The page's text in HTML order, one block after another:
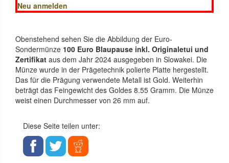
Neu anmelden
Obenstehend sehen Sie die Abbildung der Euro-
Sondermünze 100 Euro Blaupause inkl. Originaletui und
Zertifikat aus dem Jahr 2024 ausgegeben in Slowakei. Die
Münze wurde in der Prägetechnik polierte Platte hergestellt.
Das für die Prägung verwendete Metall ist Gold. Weiterhin
beträgt das Feingewicht des Goldes 8.55 Gramm. Die Münze
weist einen Durchmesser von 26 mm auf.
Diese Seite teilen unter: